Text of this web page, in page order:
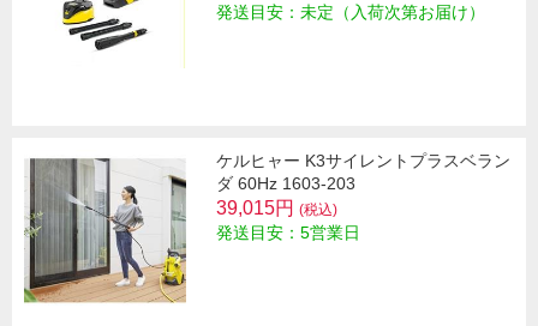
発送目安：未定（入荷次第お届け）
ケルヒャー K3サイレントプラスベラン
ダ 60Hz 1603-203
39,015円 (税込)
発送目安：5営業日